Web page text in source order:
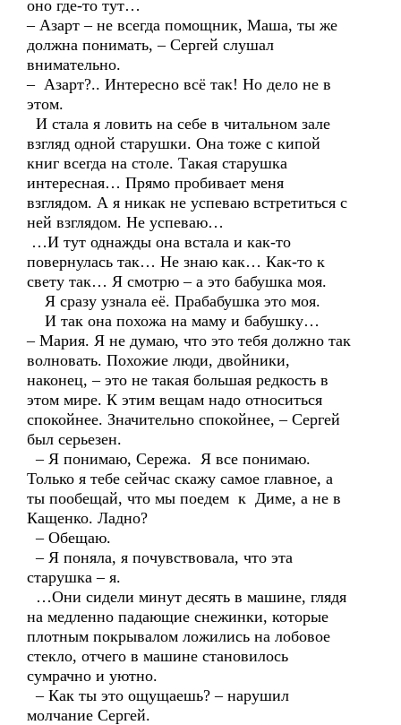
оно где-то тут…
– Азарт – не всегда помощник, Маша, ты же
должна понимать, – Сергей слушал
внимательно.
– Азарт?.. Интересно всё так! Но дело не в
этом.
И стала я ловить на себе в читальном зале
взгляд одной старушки. Она тоже с кипой
книг всегда на столе. Такая старушка
интересная… Прямо пробивает меня
взглядом. А я никак не успеваю встретиться с
ней взглядом. Не успеваю…
…И тут однажды она встала и как-то
повернулась так… Не знаю как… Как-то к
свету так… Я смотрю – а это бабушка моя.
Я сразу узнала её. Прабабушка это моя.
И так она похожа на маму и бабушку…
– Мария. Я не думаю, что это тебя должно так
волновать. Похожие люди, двойники,
наконец, – это не такая большая редкость в
этом мире. К этим вещам надо относиться
спокойнее. Значительно спокойнее, – Сергей
был серьезен.
– Я понимаю, Сережа. Я все понимаю.
Только я тебе сейчас скажу самое главное, а
ты пообещай, что мы поедем к Диме, а не в
Кащенко. Ладно?
– Обещаю.
– Я поняла, я почувствовала, что эта
старушка – я.
…Они сидели минут десять в машине, глядя
на медленно падающие снежинки, которые
плотным покрывалом ложились на лобовое
стекло, отчего в машине становилось
сумрачно и уютно.
– Как ты это ощущаешь? – нарушил
молчание Сергей.